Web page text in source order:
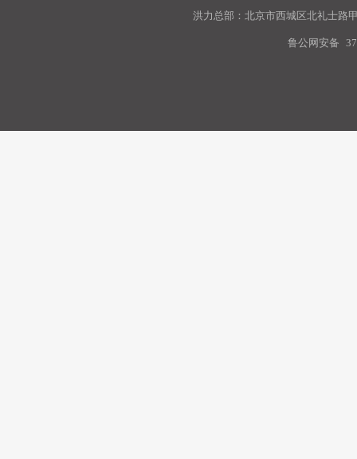
洪力总部：北京市西城区北礼士路
鲁公网安备